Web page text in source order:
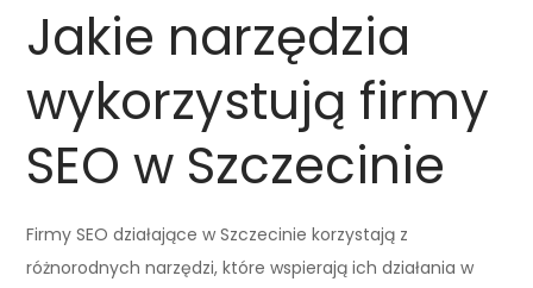
Jakie narzędzia
wykorzystują firmy
SEO w Szczecinie
Firmy SEO działające w Szczecinie korzystają z
różnorodnych narzędzi, które wspierają ich działania w